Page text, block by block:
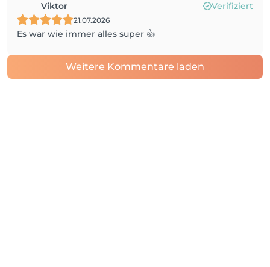
Viktor Verifiziert
21.07.2026
Es war wie immer alles super 👍
Weitere Kommentare laden